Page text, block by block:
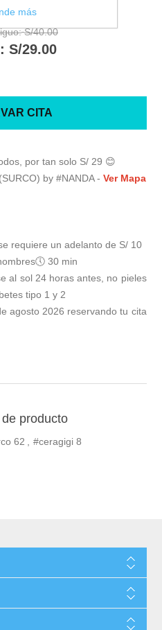
Estetica (SURCO)
S/40.00
S/29.00
CITA
por tan solo S/ 29 😊
by #NANDA -Ver Mapa
requiere un adelanto de S/ 10
🕔 30 min
al sol 24 horas antes, no pieles
tipo 1 y 2
agosto 2026 reservando tu cita
producto
62 #ceragigi 8
más